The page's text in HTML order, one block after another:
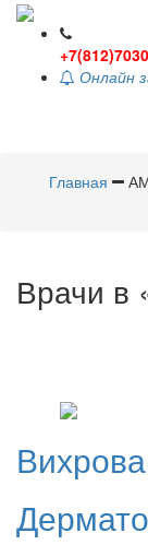
Онлайн
Главная
Врачи в
Вихрова